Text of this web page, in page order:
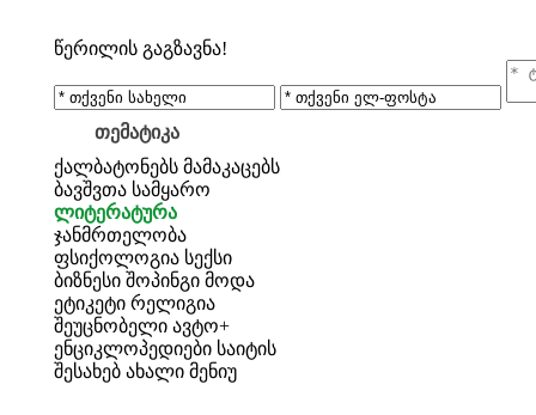
წერილის გაგზავნა!
თემატიკა
ქალბატონებს მამაკაცებს
ბავშვთა სამყარო
ლიტერატურა
ჯანმრთელობა
ფსიქოლოგია სექსი
ბიზნესი შოპინგი მოდა
ეტიკეტი რელიგია
შეუცნობელი ავტო+
ენციკლოპედიები საიტის
შესახებ ახალი მენიუ